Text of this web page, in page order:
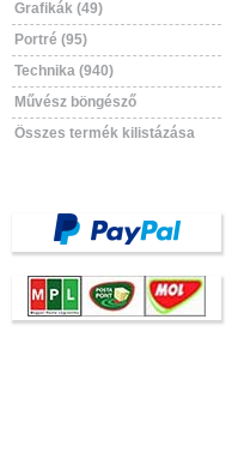
Grafikák (49)
Portré (95)
Technika (940)
Művész böngésző
Összes termék kilistázása